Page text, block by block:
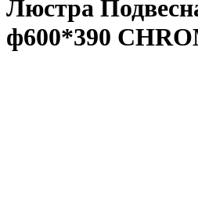
Люстра
ф600*390